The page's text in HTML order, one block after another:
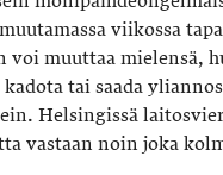
viikossa
voi muuttaa mielensä,
tai saada
Helsingissä
vastaan noin joka